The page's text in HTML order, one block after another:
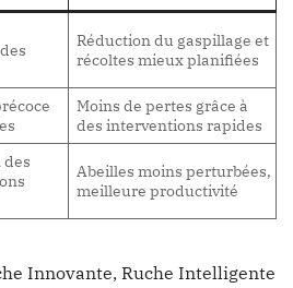
Réduction du gaspillage et
récoltes mieux planifiées
Moins de pertes grâce à
des interventions rapides
Abeilles moins perturbées,
meilleure productivité
Innovante, Ruche Intelligente